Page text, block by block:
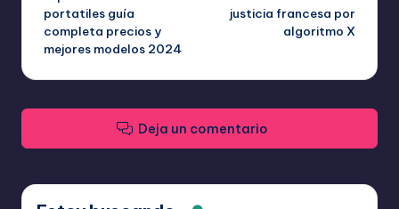
entradas
portatiles guía
completa precios y
mejores modelos 2024
justicia francesa por
algoritmo X
Deja un comentario